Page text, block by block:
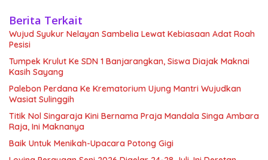
Berita Terkait
Wujud Syukur Nelayan Sambelia Lewat Kebiasaan Adat Roah
Pesisi
Tumpek Krulut Ke SDN 1 Banjarangkan, Siswa Diajak Maknai
Kasih Sayang
Palebon Perdana Ke Krematorium Ujung Mantri Wujudkan
Wasiat Sulinggih
Titik Nol Singaraja Kini Bernama Praja Mandala Singa Ambara
Raja, Ini Maknanya
Baik Untuk Menikah-Upacara Potong Gigi